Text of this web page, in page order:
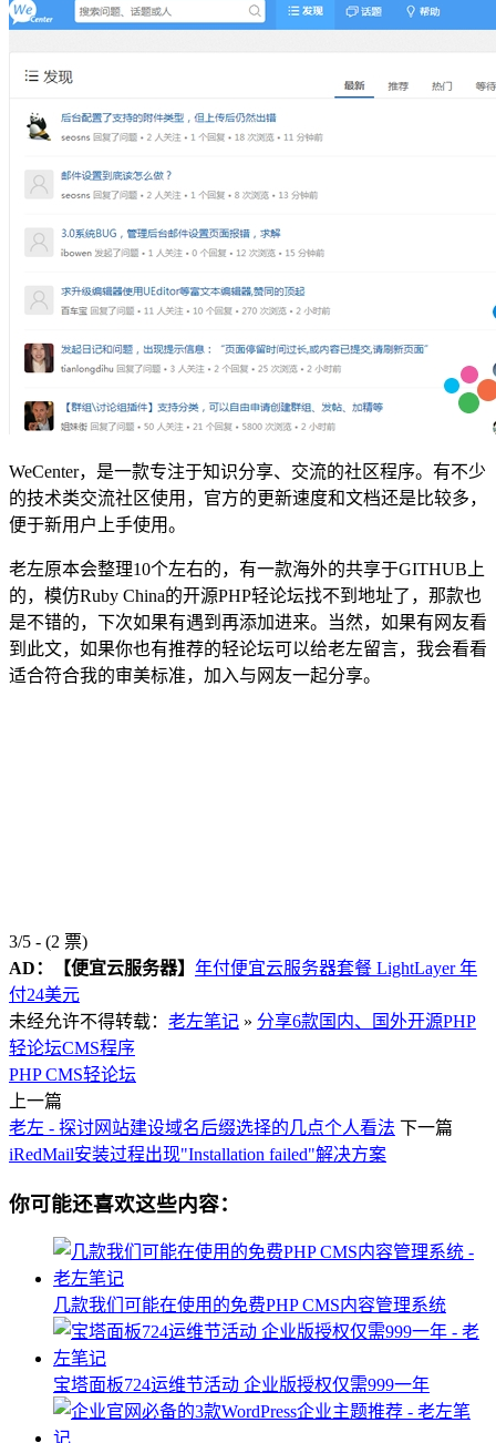
WeCenter，是一款专注于知识分享、交流的社区程序。有不少
的技术类交流社区使用，官方的更新速度和文档还是比较多，
便于新用户上手使用。
老左原本会整理10个左右的，有一款海外的共享于GITHUB上
的，模仿Ruby China的开源PHP轻论坛找不到地址了，那款也
是不错的，下次如果有遇到再添加进来。当然，如果有网友看
到此文，如果你也有推荐的轻论坛可以给老左留言，我会看看
适合符合我的审美标准，加入与网友一起分享。
3/5 - (2 票)
AD：
【便宜云服务器】 年付便宜云服务器套餐 LightLayer 年
付24美元
未经允许不得转载： 老左笔记 » 分享6款国内、国外开源PHP
轻论坛CMS程序
PHP CMS轻论坛
上一篇
老左 - 探讨网站建设域名后缀选择的几点个人看法 下一篇
iRedMail安装过程出现"Installation failed"解决方案
你可能还喜欢这些内容：
几款我们可能在使用的免费PHP CMS内容管理系统
宝塔面板724运维节活动 企业版授权仅需999一年